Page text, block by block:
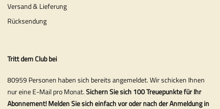
Versand & Lieferung
Rücksendung
Tritt dem Club bei
80959 Personen haben sich bereits angemeldet. Wir schicken Ihnen
nur eine E-Mail pro Monat.Sichern Sie sich 100 Treuepunkte für Ihr
Abonnement! Melden Sie sich einfach vor oder nach der Anmeldung in